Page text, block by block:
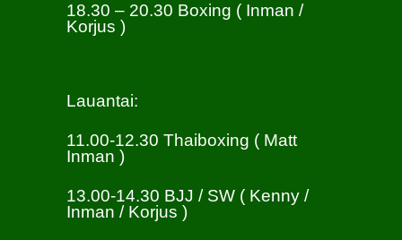
18.30 – 20.30 Boxing ( Inman /
Korjus )
Lauantai:
11.00-12.30 Thaiboxing ( Matt
Inman )
13.00-14.30 BJJ / SW ( Kenny /
Inman / Korjus )